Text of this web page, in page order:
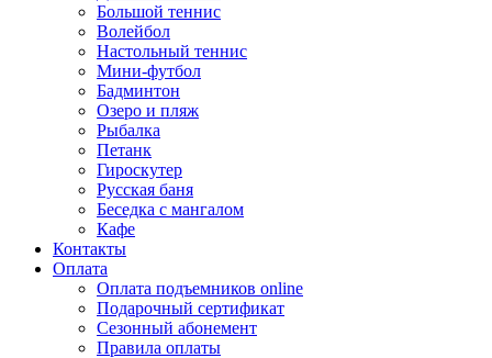
Большой теннис
Волейбол
Настольный теннис
Мини-футбол
Бадминтон
Озеро и пляж
Рыбалка
Петанк
Гироскутер
Русская баня
Беседка с мангалом
Кафе
Контакты
Оплата
Оплата подъемников online
Подарочный сертификат
Сезонный абонемент
Правила оплаты